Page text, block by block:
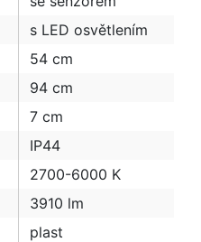
s LED osvětlením
54 cm
94 cm
7 cm
IP44
2700-6000 K
3910 lm
plast